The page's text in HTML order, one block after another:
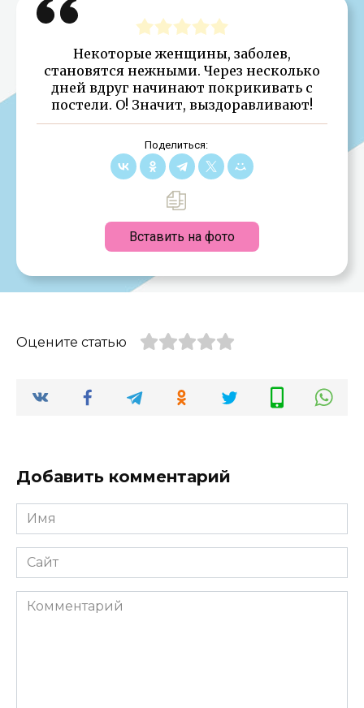
Некоторые женщины, заболев,
становятся нежными. Через несколько
дней вдруг начинают покрикивать с
постели. О! Значит, выздоравливают!
Поделиться:
Вставить на фото
Оцените статью
Добавить комментарий
Имя
*
Сайт
Комментарий